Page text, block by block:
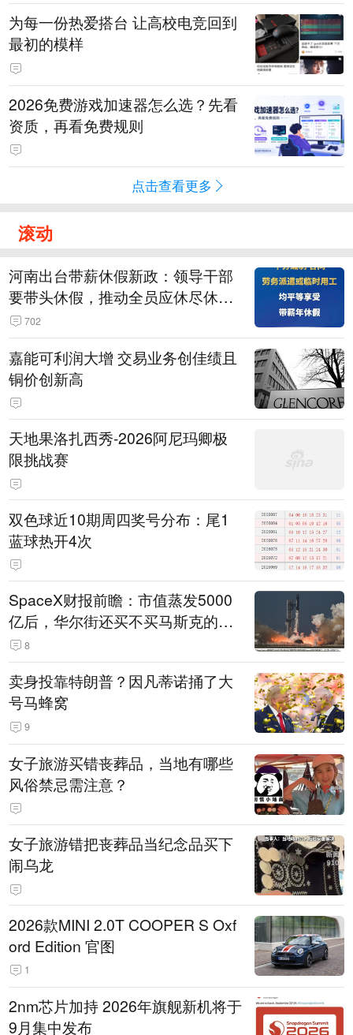
为每一份热爱搭台 让高校电竞回到
最初的模样
2026免费游戏加速器怎么选？先看
资质，再看免费规则
点击查看更多
滚动
河南出台带薪休假新政：领导干部
要带头休假，推动全员应休尽休、
休满休足，对纸面休假、弄虚作假
的机关事业单位约谈通报、限期整
改
702
嘉能可利润大增 交易业务创佳绩且
铜价创新高
天地果洛扎西秀-2026阿尼玛卿极
限挑战赛
双色球近10期周四奖号分布：尾1
蓝球热开4次
SpaceX财报前瞻：市值蒸发5000
亿后，华尔街还买不买马斯克的
账？
8
卖身投靠特朗普？因凡蒂诺捅了大
号马蜂窝
9
女子旅游买错丧葬品，当地有哪些
风俗禁忌需注意？
女子旅游错把丧葬品当纪念品买下
闹乌龙
2026款MINI 2.0T COOPER S Oxf
ord Edition 官图
1
2nm芯片加持 2026年旗舰新机将于
9月集中发布